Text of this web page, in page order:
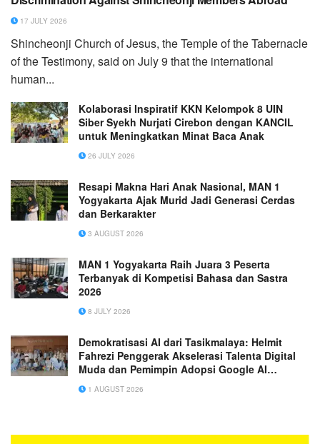
17 JULY 2026
Shincheonji Church of Jesus, the Temple of the Tabernacle
of the Testimony, said on July 9 that the international
human...
Kolaborasi Inspiratif KKN Kelompok 8 UIN
Siber Syekh Nurjati Cirebon dengan KANCIL
untuk Meningkatkan Minat Baca Anak
26 JULY 2026
Resapi Makna Hari Anak Nasional, MAN 1
Yogyakarta Ajak Murid Jadi Generasi Cerdas
dan Berkarakter
3 AUGUST 2026
MAN 1 Yogyakarta Raih Juara 3 Peserta
Terbanyak di Kompetisi Bahasa dan Sastra
2026
8 JULY 2026
Demokratisasi AI dari Tasikmalaya: Helmit
Fahrezi Penggerak Akselerasi Talenta Digital
Muda dan Pemimpin Adopsi Google AI
Nasional
1 AUGUST 2026